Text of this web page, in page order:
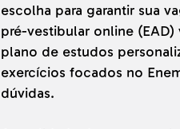
escolha para garantir sua
pré-vestibular online
plano de estudos
exercícios focados no
dúvidas.